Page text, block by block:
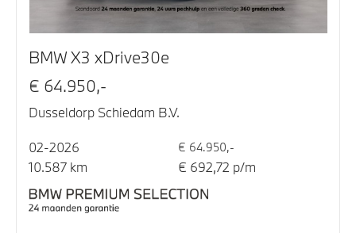
BMW X3 xDrive30e
€ 64.950,-
Dusseldorp Schiedam B.V.
02-2026 € 64.950,-
10.587 km € 692,72 p/m